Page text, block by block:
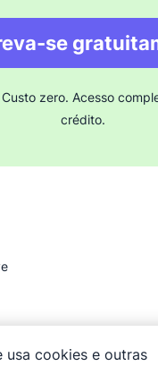
se
zero. Acesso
crédito.
usa cookies e outras